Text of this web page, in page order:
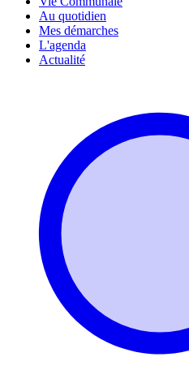
Au quotidien
Mes démarches
L'agenda
Actualité